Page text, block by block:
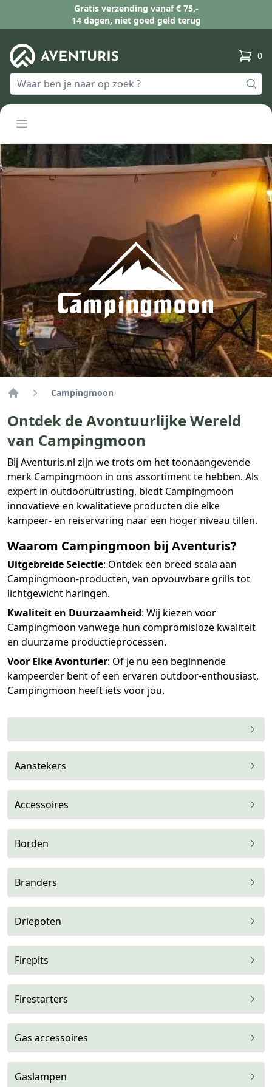
Gratis verzending vanaf € 75,-
14 dagen, niet goed geld terug
0
Open menu
Campingmoon
Ontdek de Avontuurlijke Wereld
van Campingmoon
Bij Aventuris.nl zijn we trots om het toonaangevende
merk Campingmoon in ons assortiment te hebben. Als
expert in outdooruitrusting, biedt Campingmoon
innovatieve en kwalitatieve producten die elke
kampeer- en reiservaring naar een hoger niveau tillen.
Waarom Campingmoon bij Aventuris?
Uitgebreide Selectie: Ontdek een breed scala aan
Campingmoon-producten, van opvouwbare grills tot
lichtgewicht haringen.
Kwaliteit en Duurzaamheid: Wij kiezen voor
Campingmoon vanwege hun compromisloze kwaliteit
en duurzame productieprocessen.
Voor Elke Avonturier: Of je nu een beginnende
kampeerder bent of een ervaren outdoor-enthousiast,
Campingmoon heeft iets voor jou.
Aanstekers
Accessoires
Borden
Branders
Driepoten
Firepits
Firestarters
Gas accessoires
Gaslampen